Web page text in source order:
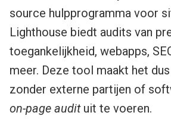
source hulpprogramma voor
Lighthouse biedt audits van
toegankelijkheid, webapps,
meer. Deze tool maakt het
zonder externe partijen of
on-page audituit te voeren.